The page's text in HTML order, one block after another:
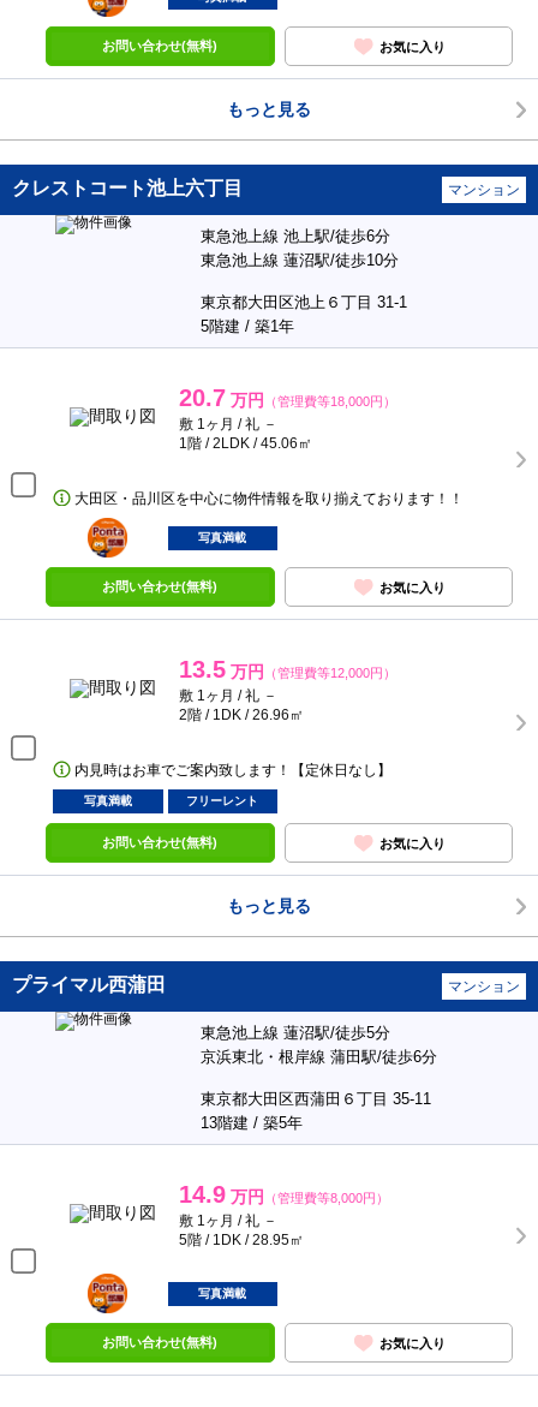
お問い合わせ(無料) お気に入り
もっと見る
クレストコート池上六丁目 マンション
東急池上線 池上駅/徒歩6分
東急池上線 蓮沼駅/徒歩10分
東京都大田区池上６丁目 31-1
5階建 / 築1年
20.7 万円 （管理費等18,000円）
敷 1ヶ月 / 礼 －
1階 / 2LDK / 45.06㎡
大田区・品川区を中心に物件情報を取り揃えております！！
ポンタ
部屋
写真満載
お問い合わせ(無料) お気に入り
13.5 万円 （管理費等12,000円）
敷 1ヶ月 / 礼 －
2階 / 1DK / 26.96㎡
内見時はお車でご案内致します！【定休日なし】
写真満載 フリーレント
お問い合わせ(無料) お気に入り
もっと見る
プライマル西蒲田 マンション
東急池上線 蓮沼駅/徒歩5分
京浜東北・根岸線 蒲田駅/徒歩6分
東京都大田区西蒲田６丁目 35-11
13階建 / 築5年
14.9 万円 （管理費等8,000円）
敷 1ヶ月 / 礼 －
5階 / 1DK / 28.95㎡
ポンタ
部屋
写真満載
お問い合わせ(無料) お気に入り